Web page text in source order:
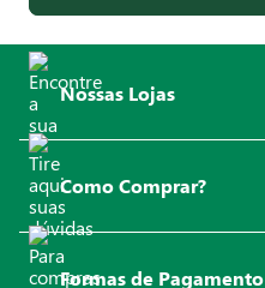
Nossas Lojas
Como Comprar?
Formas de Pagamento